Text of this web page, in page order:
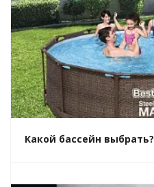
Какой бассейн выбрать?